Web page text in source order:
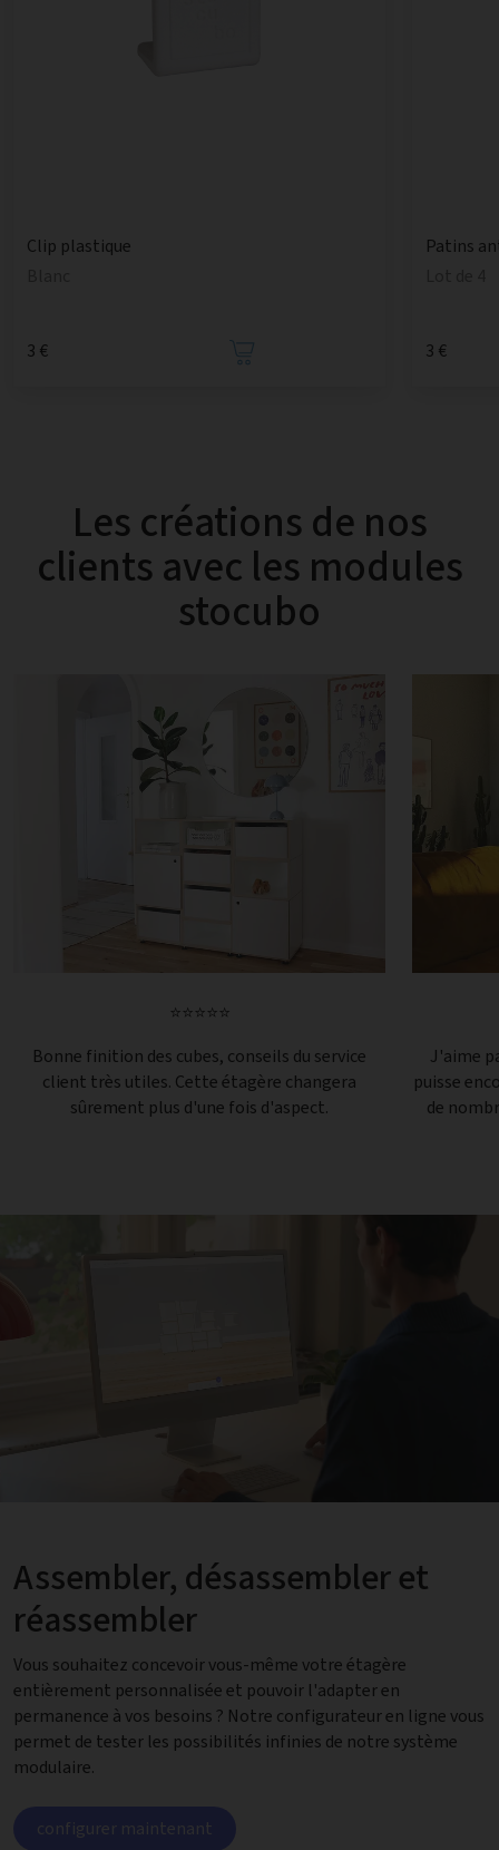
Clip plastique
3 €
Patins
3 €
Les créations de nos
clients avec les modules
stocubo
⭐⭐⭐⭐⭐
Bonne finition des cubes, conseils du service
client très utiles. Cette étagère changera
sûrement plus d'une fois d'aspect.
J'aime
puisse
de
Assembler, désassembler et
réassembler
Vous souhaitez concevoir vous-même votre étagère
entièrement personnalisée et pouvoir l'adapter en
permanence à vos besoins ? Notre configurateur en ligne vous
permet de tester les possibilités infinies de notre système
modulaire.
configurer maintenant